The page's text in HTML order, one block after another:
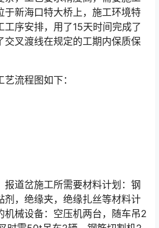
于新海口特大桥上，施工环境特
序安排，用了15天时间完成了
交叉渡线在规定的工期内保质保
流程图如下：
报道岔施工所需要材料计划：钢
剂，绝缘夹，绝缘扎丝等材料计
机械设备：空压机两台，随车吊2